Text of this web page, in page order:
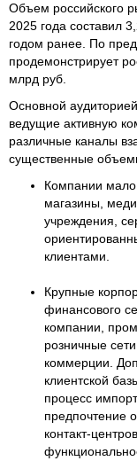
Объем российского
2025 года составил
годом ранее. По
продемонстрирует
млрд руб.
Основной
ведущие активную
различные каналы
существенные
Компании
магазины,
учреждения,
клиентами.
Крупные
финансового
компании,
розничные
коммерции.
клиентской
процесс
предпочтение
контакт-